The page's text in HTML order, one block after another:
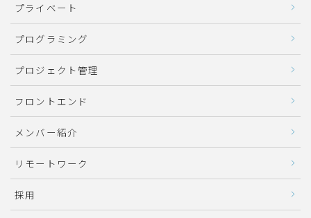
プライベート
プログラミング
プロジェクト管理
フロントエンド
メンバー紹介
リモートワーク
採用